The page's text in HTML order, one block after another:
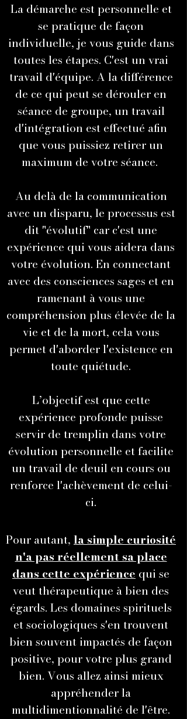
La démarche est personnelle et
se pratique de façon
individuelle, je vous guide dans
toutes les étapes. C'est un vrai
travail d'équipe. A la différence
de ce qui peut se dérouler en
séance de groupe, un travail
d'intégration est effectué afin
que vous puissiez retirer un
maximum de votre séance.
Au delà de la communication
avec un disparu, le processus est
dit "évolutif" car c'est une
expérience qui vous aidera dans
votre évolution. En connectant
avec des consciences sages et en
ramenant à vous une
compréhension plus élevée de la
vie et de la mort, cela vous
permet d'aborder l'existence en
toute quiétude.
L’objectif est que cette
expérience profonde puisse
servir de tremplin dans votre
évolution personnelle et facilite
un travail de deuil en cours ou
renforce l'achèvement de celui-
ci.
Pour autant, la simple curiosité
n'a pas réellement sa place
dans cette expérience qui se
veut thérapeutique à bien des
égards. Les domaines spirituels
et sociologiques s'en trouvent
bien souvent impactés de façon
positive, pour votre plus grand
bien. Vous allez ainsi mieux
appréhender la
multidimentionnalité de l'être.